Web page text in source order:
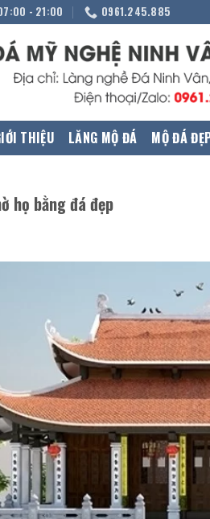
- 21:00 0961.245.885
THIỆU LĂNG MỘ ĐÁ MỘ ĐÁ
họ bằng đá đẹp